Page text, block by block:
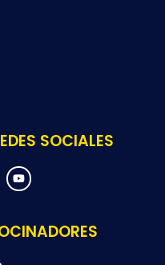
SOCIALES
Y
o
u
b
e